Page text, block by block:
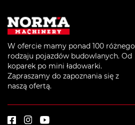
W ofercie mamy ponad 100 różnego
rodzaju pojazdów budowlanych. Od
koparek po mini ładowarki.
Zapraszamy do zapoznania się z
naszą ofertą.